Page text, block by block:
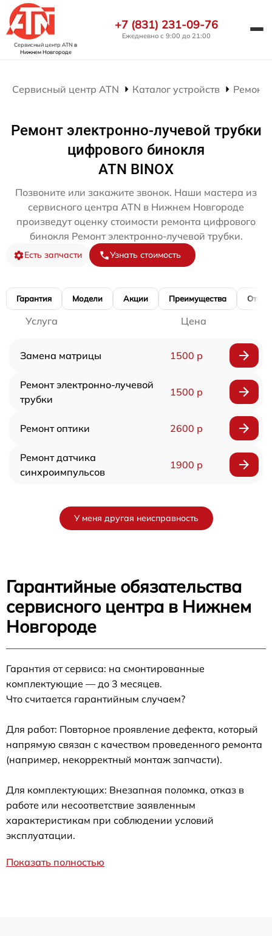
Сервисный центр ATN в
Нижнем Новгороде
+7 (831) 231-09-76
Ежедневно с 9:00 до 21:00
Сервисный центр ATN Каталог устройств Ремонт
Ремонт электронно-лучевой трубки
цифрового бинокля
ATN BINOX
Позвоните или закажите звонок. Наши мастера из
сервисного центра ATN в Нижнем Новгороде
произведут оценку стоимости ремонта цифрового
бинокля Ремонт электронно-лучевой трубки.
Есть запчасти Узнать стоимость
Гарантия Модели Акции Преимущества
Услуга Цена
Замена матрицы 1500 р
Ремонт электронно-лучевой
трубки
1500 р
Ремонт оптики 2600 р
Ремонт датчика
синхроимпульсов
1900 р
У меня другая неисправность
Гарантийные обязательства
сервисного центра в Нижнем
Новгороде
Гарантия от сервиса: на смонтированные
комплектующие — до 3 месяцев.
Что считается гарантийным случаем?
Для работ: Повторное проявление дефекта, который
напрямую связан с качеством проведенного ремонта
(например, некорректный монтаж запчасти).
Для комплектующих: Внезапная поломка, отказ в
работе или несоответствие заявленным
характеристикам при соблюдении условий
эксплуатации.
Показать полностью